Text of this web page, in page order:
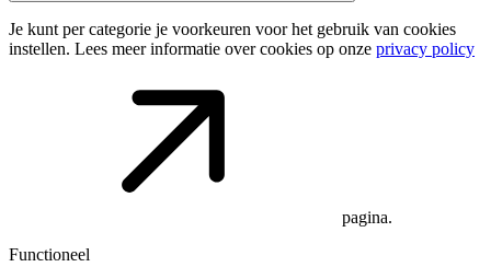
Je kunt per categorie je voorkeuren voor het gebruik van cookies
instellen. Lees meer informatie over cookies op onze privacy policy
pagina.
Functioneel